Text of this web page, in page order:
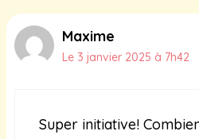
Maxime
Le 3 janvier 2025 à 7h42
Super initiative!